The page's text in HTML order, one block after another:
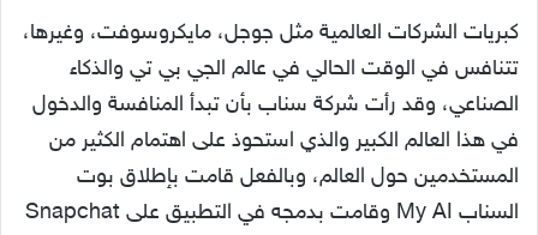
كبريات الشركات العالمية مثل جوجل، مايكروسوفت، وغيرها،
تتنافس في الوقت الحالي في عالم الجي بي تي والذكاء
الصناعي، وقد رأت شركة سناب بأن تبدأ المنافسة والدخول
في هذا العالم الكبير والذي استحوذ على اهتمام الكثير من
المستخدمين حول العالم، وبالفعل قامت بإطلاق بوت
السناب My AI وقامت بدمجه في التطبيق على Snapchat